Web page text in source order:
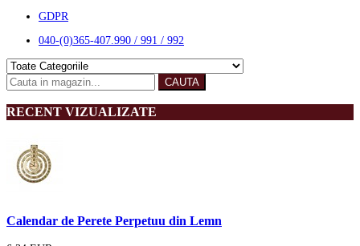
GDPR
040-(0)365-407.990 / 991 / 992
CAUTA
RECENT VIZUALIZATE
Calendar de Perete Perpetuu din Lemn